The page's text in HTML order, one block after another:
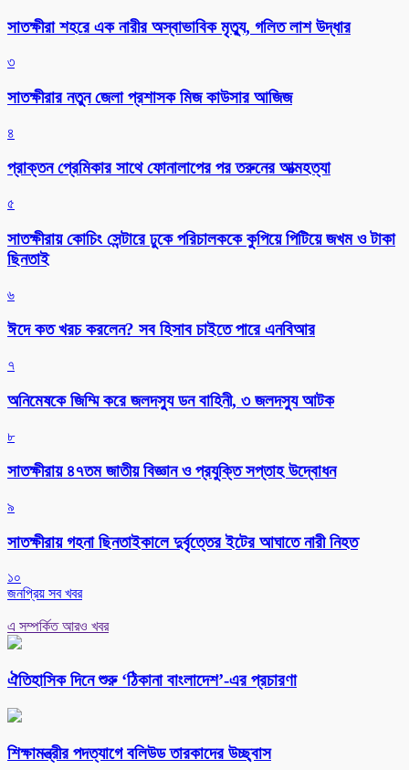
সাতক্ষীরা শহরে এক নারীর অস্বাভাবিক মৃত্যু, গলিত লাশ উদ্ধার
৩
সাতক্ষীরার নতুন জেলা প্রশাসক মিজ কাউসার আজিজ
৪
প্রাক্তন প্রেমিকার সাথে ফোনালাপের পর তরুনের আত্মহত্যা
৫
সাতক্ষীরায় কোচিং সেন্টারে ঢুকে পরিচালককে কুপিয়ে পিটিয়ে জখম ও টাকা
ছিনতাই
৬
ঈদে কত খরচ করলেন? সব হিসাব চাইতে পারে এনবিআর
৭
অনিমেষকে জিম্মি করে জলদস্যু ডন বাহিনী, ৩ জলদস্যু আটক
৮
সাতক্ষীরায় ৪৭তম জাতীয় বিজ্ঞান ও প্রযুক্তি সপ্তাহ উদ্বোধন
৯
সাতক্ষীরায় গহনা ছিনতাইকালে দুর্বৃত্তের ইটের আঘাতে নারী নিহত
১০
জনপ্রিয় সব খবর
এ সম্পর্কিত আরও খবর
ঐতিহাসিক দিনে শুরু ‘ঠিকানা বাংলাদেশ’-এর প্রচারণা
শিক্ষামন্ত্রীর পদত্যাগে বলিউড তারকাদের উচ্ছ্বাস